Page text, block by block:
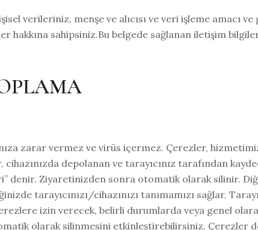
verileriniz, menşe ve alıcısı ve veri işleme amacı
hakkına sahipsiniz.Bu belgede sağlanan iletişim
zarar vermez ve virüs içermez. Çerezler,
depolanan ve tarayıcınız tarafından
denir. Ziyaretinizden sonra otomatik olarak silinir.
tarayıcınızı/cihazınızı tanımamızı sağlar.
izin verecek, belirli durumlarda veya genel
olarak silinmesini etkinleştirebilirsiniz. Çerezler